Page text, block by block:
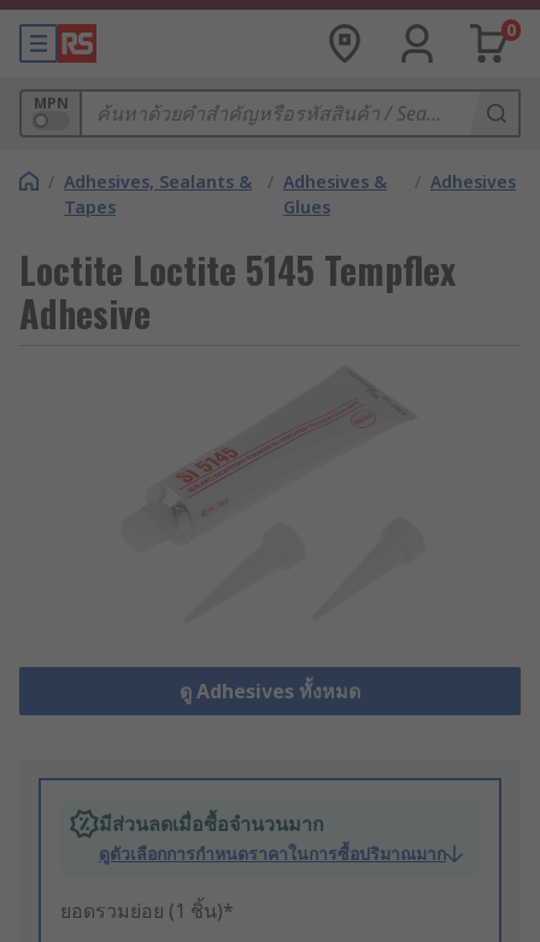
0
MPN
/ Adhesives, Sealants &
Tapes
/ Adhesives &
Glues
/ Adhesives
Loctite Loctite 5145 Tempflex
Adhesive
ดู Adhesives ทั้งหมด
มีส่วนลดเมื่อซื้อจำนวนมาก
ดูตัวเลือกการกำหนดราคาในการซื้อปริมาณมาก
ยอดรวมย่อย (1 ชิ้น)*